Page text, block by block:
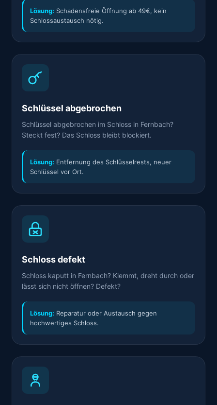
Lösung: Schadensfreie Öffnung ab 49€, kein
Schlossaustausch nötig.
Schlüssel abgebrochen
Schlüssel abgebrochen im Schloss in Fernbach?
Steckt fest? Das Schloss bleibt blockiert.
Lösung: Entfernung des Schlüsselrests, neuer
Schlüssel vor Ort.
Schloss defekt
Schloss kaputt in Fernbach? Klemmt, dreht durch oder
lässt sich nicht öffnen? Defekt?
Lösung: Reparatur oder Austausch gegen
hochwertiges Schloss.